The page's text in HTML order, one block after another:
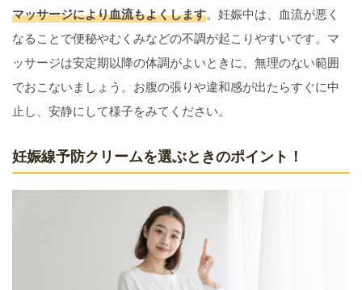
マッサージにより血流もよくします。妊娠中は、血流が悪く
なることで便秘やむくみなどの不調が起こりやすいです。マ
ッサージは安定期以降の体調がよいときに、無理のない範囲
でおこないましょう。お腹の張りや違和感が出たらすぐに中
止し、安静にして様子をみてください。
妊娠線予防クリームを選ぶときのポイント！